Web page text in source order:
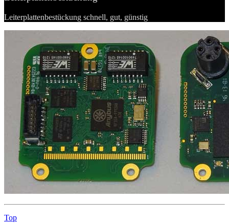
Leiterplattenbestückung schnell, gut, günstig
Top